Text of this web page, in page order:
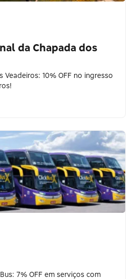
da Chapada dos
Veadeiros: 10% OFF no ingresso
7% OFF em serviços com